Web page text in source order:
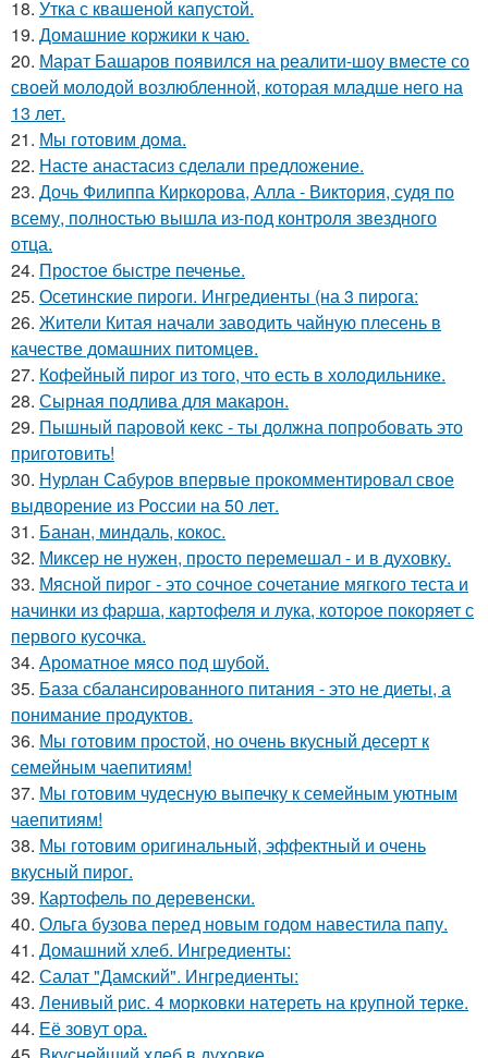
18. Утка с квашеной капустой.
19. Домашние коржики к чаю.
20. Марат Башаров появился на реалити-шоу вместе со
своей молодой возлюбленной, которая младше него на
13 лет.
21. Мы готовим дoмa.
22. Насте анастасиз сделали предложение.
23. Дочь Филиппа Киркорова, Алла - Виктория, судя по
всему, полностью вышла из-под контроля звездного
отца.
24. Простое быстре печенье.
25. Осетинские пироги. Ингредиенты (на 3 пирога:
26. Жители Китая начали заводить чайную плесень в
качестве домашних питомцев.
27. Кофейный пирог из того, что есть в холодильнике.
28. Сырная подлива для макарон.
29. Пышный паровой кекс - ты должна попробовать это
приготовить!
30. Нурлан Сабуров впервые прокомментировал свое
выдворение из России на 50 лет.
31. Банан, миндаль, кокос.
32. Миксеp не нужен, просто перемешал - и в духовку.
33. Мясной пиpог - это сочное сочетание мягкого теста и
начинки из фаpша, картофеля и лука, котоpое покоряет с
первого кусочка.
34. Ароматное мясо под шубой.
35. База сбалансированного питания - это не диеты, а
понимание продуктов.
36. Мы готовим простой, но очень вкусный десерт к
семейным чаепитиям!
37. Мы готовим чудесную выпечку к семейным уютным
чаепитиям!
38. Мы готовим оригинальный, эффектный и очень
вкусный пирог.
39. Картофель по деревенски.
40. Ольга бузова перед новым годом навестила папу.
41. Домашний хлеб. Ингредиенты:
42. Салат "Дамский". Ингредиенты:
43. Ленивый рис. 4 морковки натереть на крупной терке.
44. Её зовут ора.